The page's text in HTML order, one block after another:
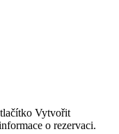
Vytvořit
o rezervaci.